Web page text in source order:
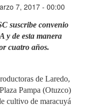
7, 2017 - 00:00
suscribe convenio
y de esta manera
cuatro años.
de Laredo,
Pampa (Otuzco)
cultivo de maracuyá